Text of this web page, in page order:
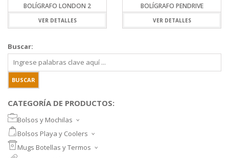
BOLÍGRAFO LONDON 2
VER DETALLES
BOLÍGRAFO PENDRIVE
VER DETALLES
Buscar:
CATEGORÍA DE PRODUCTOS:
Bolsos y Mochilas
MOCHILAS DEPORTIVAS
MOCHILAS NOTEBOOK
Bolsos Playa y Coolers
COOLERS
Mugs Botellas y Termos